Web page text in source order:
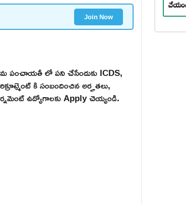
Join Now
పంచాయతీ లో పని చేసేందుకు ICDS,
కి సంబందించిన అర్హతలు,
ఉద్యోగాలకు Apply చెయ్యండి.